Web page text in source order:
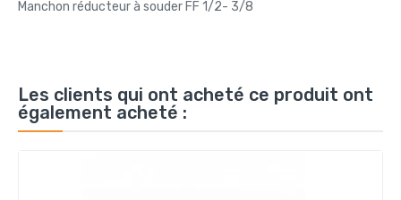
Manchon réducteur à souder FF 1/2- 3/8
Les clients qui ont acheté ce produit ont
également acheté :